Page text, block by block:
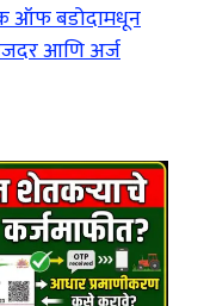
ऑफ बडोदामधून
आणि अर्ज